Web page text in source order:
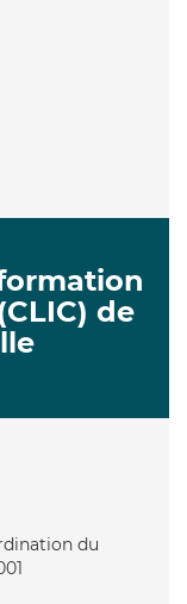
de
du